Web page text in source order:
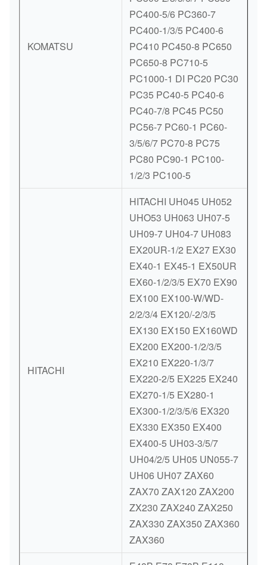
KOMATSU
PC400-5/6 PC360-7
PC400-1/3/5 PC400-6
PC410 PC450-8 PC650
PC650-8 PC710-5
PC1000-1 DI PC20 PC30
PC35 PC40-5 PC40-6
PC40-7/8 PC45 PC50
PC56-7 PC60-1 PC60-
3/5/6/7 PC70-8 PC75
PC80 PC90-1 PC100-
1/2/3 PC100-5
HITACHI
HITACHI UH045 UH052
UHO53 UH063 UH07-5
UH09-7 UH04-7 UH083
EX20UR-1/2 EX27 EX30
EX40-1 EX45-1 EX50UR
EX60-1/2/3/5 EX70 EX90
EX100 EX100-W/WD-
2/2/3/4 EX120/-2/3/5
EX130 EX150 EX160WD
EX200 EX200-1/2/3/5
EX210 EX220-1/3/7
EX220-2/5 EX225 EX240
EX270-1/5 EX280-1
EX300-1/2/3/5/6 EX320
EX330 EX350 EX400
EX400-5 UH03-3/5/7
UH04/2/5 UH05 UN055-7
UH06 UH07 ZAX60
ZAX70 ZAX120 ZAX200
ZX230 ZAX240 ZAX250
ZAX330 ZAX350 ZAX360
ZAX360